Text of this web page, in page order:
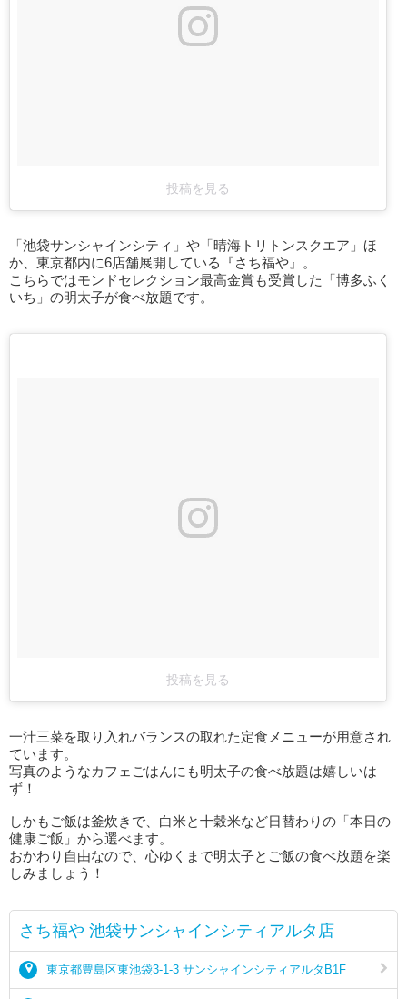
投稿を見る
「池袋サンシャインシティ」や「晴海トリトンスクエア」ほ
か、東京都内に6店舗展開している『さち福や』。
こちらではモンドセレクション最高金賞も受賞した「博多ふく
いち」の明太子が食べ放題です。
投稿を見る
一汁三菜を取り入れバランスの取れた定食メニューが用意され
ています。
写真のようなカフェごはんにも明太子の食べ放題は嬉しいは
ず！
しかもご飯は釜炊きで、白米と十穀米など日替わりの「本日の
健康ご飯」から選べます。
おかわり自由なので、心ゆくまで明太子とご飯の食べ放題を楽
しみましょう！
さち福や 池袋サンシャインシティアルタ店
東京都豊島区東池袋3-1-3 サンシャインシティアルタB1F